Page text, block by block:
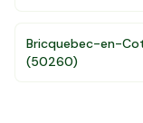
Bricquebec-en-
(50260)